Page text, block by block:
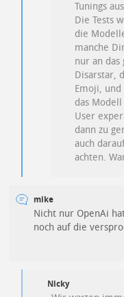
Tunings
Die Tests
die
manche
nur an das
Disarstar,
Emoji,
das
User
dann zu
auch
achten.
mike
Nicht nur OpenAi
noch auf die
Nicky